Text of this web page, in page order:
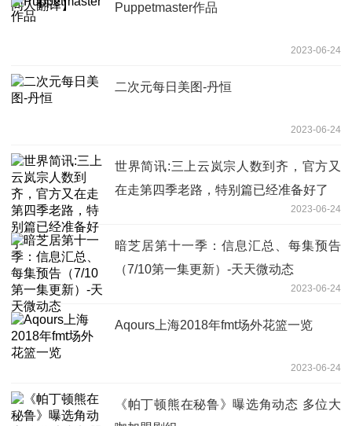
Puppetmaster作品
2023-06-24
二次元每日美图-丹恒
2023-06-24
世界简讯:三上云岚宗人数到齐，官方又
在走第四季老路，特别篇已经准备好了
2023-06-24
暗芝居第十一季：信息汇总、每集预告
（7/10第一集更新）-天天微动态
2023-06-24
Aqours上海2018年fmt场外花篮一览
2023-06-24
《帕丁顿熊在秘鲁》曝选角动态 多位大